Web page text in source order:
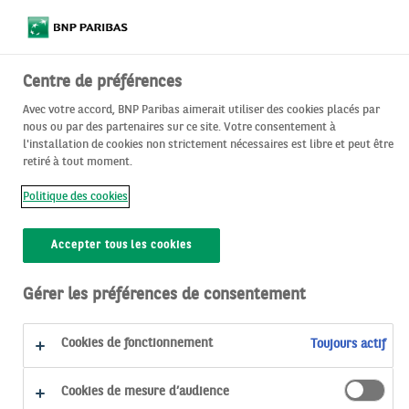
ACCÉDER DIRECTEMENT À :
Centre de préférences
Avec votre accord, BNP Paribas aimerait utiliser des cookies placés par
nous ou par des partenaires sur ce site. Votre consentement à
l'installation de cookies non strictement nécessaires est libre et peut être
retiré à tout moment.
Politique des cookies
Accepter tous les cookies
Gérer les préférences de consentement
Cookies de fonctionnement Toujours actif
Cookies de mesure d’audience